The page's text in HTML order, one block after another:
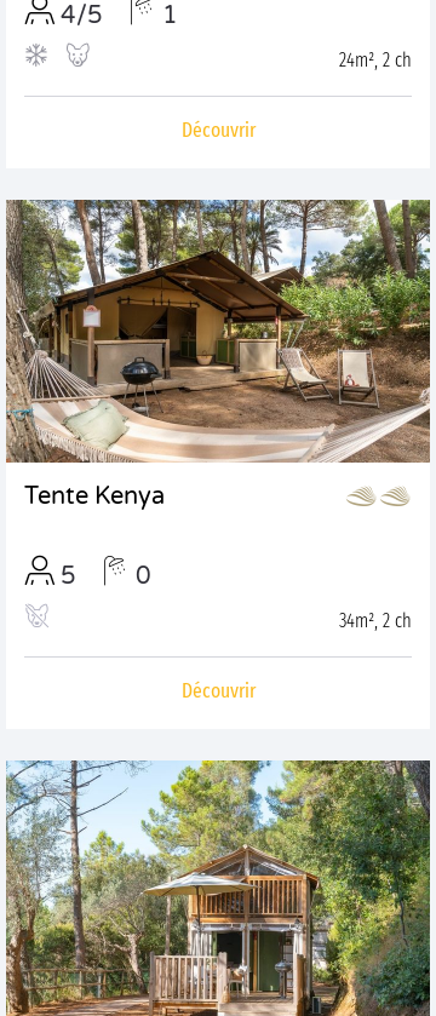
4/5 1
24m², 2 ch
Découvrir
Tente Kenya
5 0
34m², 2 ch
Découvrir